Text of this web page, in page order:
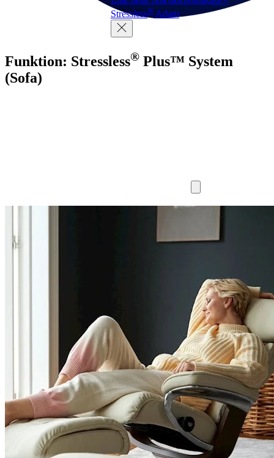
Stressless®Adam
Funktion: Stressless® Plus™ System
(Sofa)